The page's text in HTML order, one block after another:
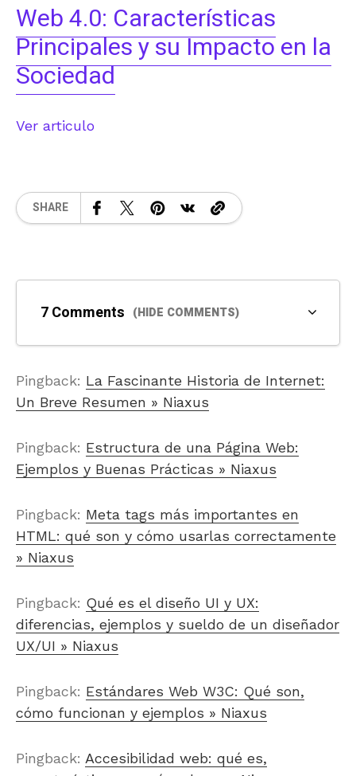
Web 4.0: Características
Principales y su Impacto en la
Sociedad
Ver articulo
SHARE
7 Comments (HIDE COMMENTS)
Pingback: La Fascinante Historia de Internet:
Un Breve Resumen » Niaxus
Pingback: Estructura de una Página Web:
Ejemplos y Buenas Prácticas » Niaxus
Pingback: Meta tags más importantes en
HTML: qué son y cómo usarlas correctamente
» Niaxus
Pingback: Qué es el diseño UI y UX:
diferencias, ejemplos y sueldo de un diseñador
UX/UI » Niaxus
Pingback: Estándares Web W3C: Qué son,
cómo funcionan y ejemplos » Niaxus
Pingback: Accesibilidad web: qué es,